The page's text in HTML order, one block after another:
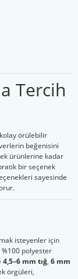
Tercih
örülebilir
beğenisini
ürünlerine kadar
bir seçenek
sayesinde
isteyenler için
%100 polyester
4,5–6 mm tığ, 6 mm
örgüleri,